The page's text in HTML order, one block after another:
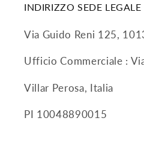
INDIRIZZO SEDE LEGALE
Via Guido Reni 125,
Ufficio Commerciale :
Villar Perosa, Italia
PI 10048890015